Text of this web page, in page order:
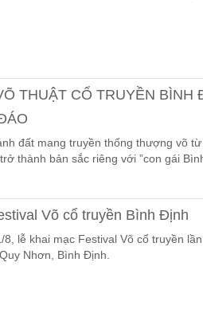
THUẬT CỔ TRUYỀN BÌNH
đất mang truyền thống thượng võ
thành bản sắc riêng với ”con gái
Võ cổ truyền Bình Định
8, lễ khai mạc Festival Võ cổ truyền
Nhơn, Bình Định.